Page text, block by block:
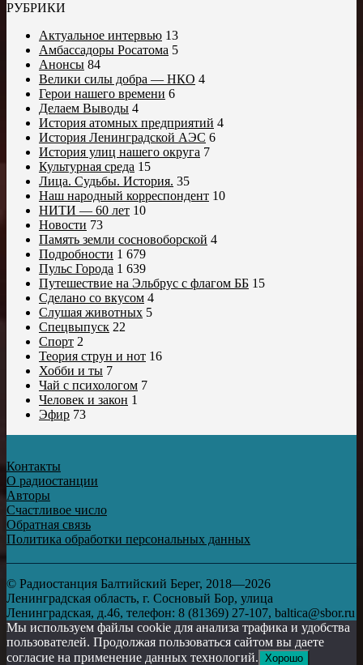
РУБРИКИ
Актуальное интервью 13
Амбассадоры Росатома 5
Анонсы 84
Велики силы добра — НКО 4
Герои нашего времени 6
Делаем Выводы 4
История атомных предприятий 4
История Ленинградской АЭС 6
История улиц нашего округа 7
Культурная среда 15
Лица. Судьбы. История. 35
Наш народный корреспондент 10
НИТИ — 60 лет 10
Новости 73
Память земли сосновоборской 4
Подробности 1 679
Пульс Города 1 639
Путешествие на Эльбрус с флагом ББ 15
Сделано со вкусом 4
Слушая животных 5
Спецвыпуск 22
Спорт 2
Теория струн и нот 16
Хобби и ты 7
Чай с психологом 7
Человек и закон 1
Эфир 73
Контакты
О радиостанции
Авторы
Счастливое число
Обратная связь
Политика обработки персональных данных
© Радиостанция Балтийский Берег, 2018—2026
Ленинградская область, г. Сосновый Бор, улица
Ленинградская, д.46, телефон: 8 (81369) 27-107, baltica@sbor.ru
Мы используем файлы cookie для анализа трафика и удобства
пользователей. Продолжая пользоваться сайтом вы даете
согласие на применение данных технологий. Хорошо